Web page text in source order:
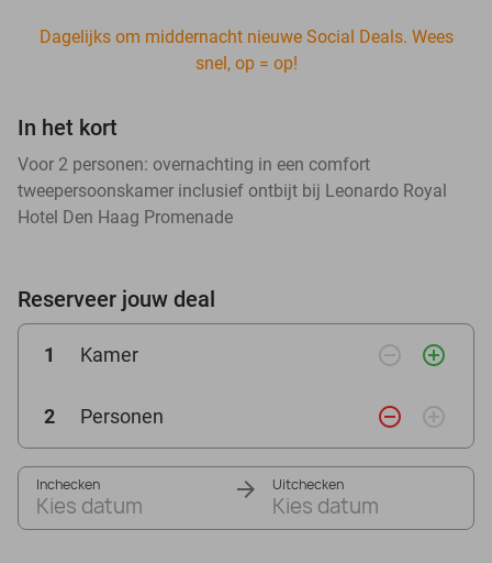
Dagelijks om middernacht nieuwe Social Deals. Wees
snel, op = op!
In het kort
Voor 2 personen: overnachting in een comfort
tweepersoonskamer inclusief ontbijt bij Leonardo Royal
Hotel Den Haag Promenade
Reserveer jouw deal
1 Kamer remove_circle_outline add_circle_outline
2 Personen remove_circle_outline add_circle_outline
Inchecken
Kies datum
Uitchecken
Kies datum